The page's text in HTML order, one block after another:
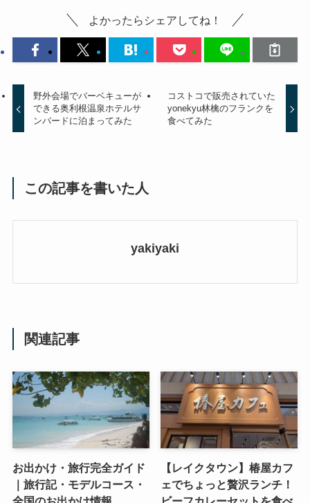
よかったらシェアしてね！
野外会場でバーベキューが
できる奥利根温泉ホテルサ
ンバードに泊まってみた
コストコで販売されていた
yonekyu林檎のフランクを
食べてみた
この記事を書いた人
yakiyaki
関連記事
お出かけ・旅行完全ガイド
｜旅行記・モデルコース・
【レイクタウン】椿屋カフ
ェでちょっと贅沢ランチ！